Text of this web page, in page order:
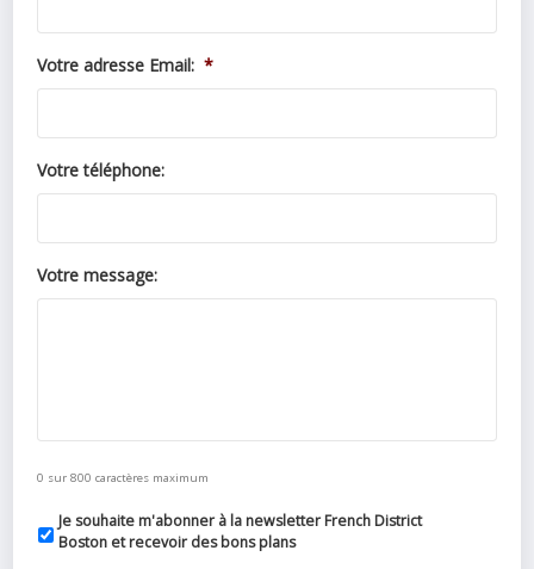
Votre adresse Email: *
Votre téléphone:
Votre message:
0 sur 800 caractères maximum
Je souhaite m'abonner à la newsletter French District
Boston et recevoir des bons plans